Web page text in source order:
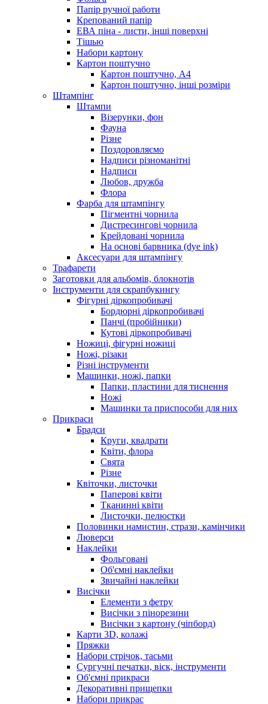
Папір ручної работи
Крепований папір
ЕВА піна - листи, інші поверхні
Тішью
Набори картону
Картон поштучно
Картон поштучно, А4
Картон поштучно, інші розміри
Штампінг
Штампи
Візерунки, фон
Фауна
Різне
Поздоровляємо
Надписи різноманітні
Надписи
Любов, дружба
Флора
Фарба для штампінгу
Пігментні чорнила
Дистресингові чорнила
Крейдовані чорнила
На основі барвника (dye ink)
Аксесуари для штампінгу
Трафарети
Заготовки для альбомів, блокнотів
Інструменти для скрапбукингу
Фігурні діркопробивачі
Бордюрні діркопробивачі
Панчі (пробійники)
Кутові діркопробивачі
Ножиці, фігурні ножиці
Ножі, різаки
Різні інструменти
Машинки, ножі, папки
Папки, пластини для тиснення
Ножі
Машинки та приспособи для них
Прикраси
Брадси
Круги, квадрати
Квіти, флора
Свята
Різне
Квіточки, листочки
Паперові квіти
Тканинні квіти
Листочки, пелюстки
Половинки намистин, стрази, камінчики
Люверси
Наклейки
Фольговані
Об'ємні наклейки
Звичайні наклейки
Висічки
Елементи з фетру
Висічки з пінорезини
Висічки з картону (чіпборд)
Карти 3D, колажі
Пряжки
Набори стрічок, тасьми
Сургучні печатки, віск, інструменти
Об'ємні прикраси
Декоративні прищепки
Набори прикрас